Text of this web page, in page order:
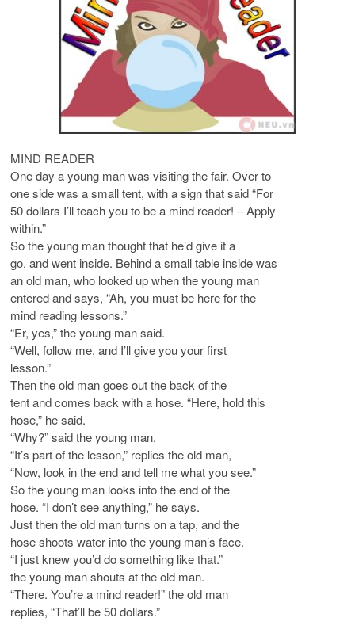
MIND READER
One day a young man was visiting the fair. Over to
one side was a small tent, with a sign that said “For
50 dollars I’ll teach you to be a mind reader! – Apply
within.”
So the young man thought that he’d give it a
go, and went inside. Behind a small table inside was
an old man, who looked up when the young man
entered and says, “Ah, you must be here for the
mind reading lessons.”
“Er, yes,” the young man said.
“Well, follow me, and I’ll give you your first
lesson.”
Then the old man goes out the back of the
tent and comes back with a hose. “Here, hold this
hose,” he said.
“Why?” said the young man.
“It’s part of the lesson,” replies the old man,
“Now, look in the end and tell me what you see.”
So the young man looks into the end of the
hose. “I don’t see anything,” he says.
Just then the old man turns on a tap, and the
hose shoots water into the young man’s face.
“I just knew you’d do something like that.”
the young man shouts at the old man.
“There. You’re a mind reader!” the old man
replies, “That’ll be 50 dollars.”